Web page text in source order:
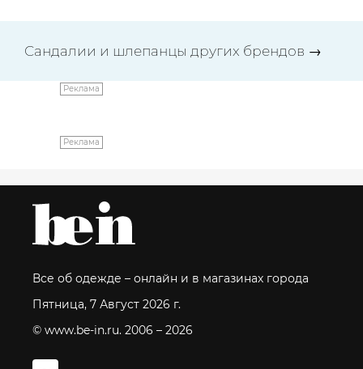
Сандалии и шлепанцы других брендов →
Реклама
Реклама
Все об одежде – онлайн и в магазинах города
Пятница, 7 Август 2026 г.
© www.be-in.ru. 2006 – 2026